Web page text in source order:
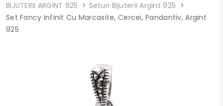
BIJUTERII ARGINT 925
Seturi Bijuterii Argint 925
Set Fancy Infinit Cu Marcasite, Cercei, Pandantiv, Argint
925